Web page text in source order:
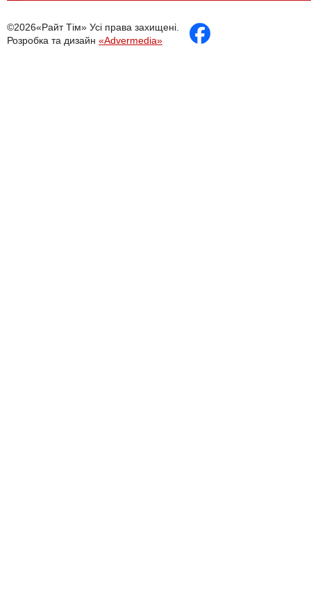
©2026«Райт Тім» Усі права захищені.
Розробка та дизайн «Advermedia»